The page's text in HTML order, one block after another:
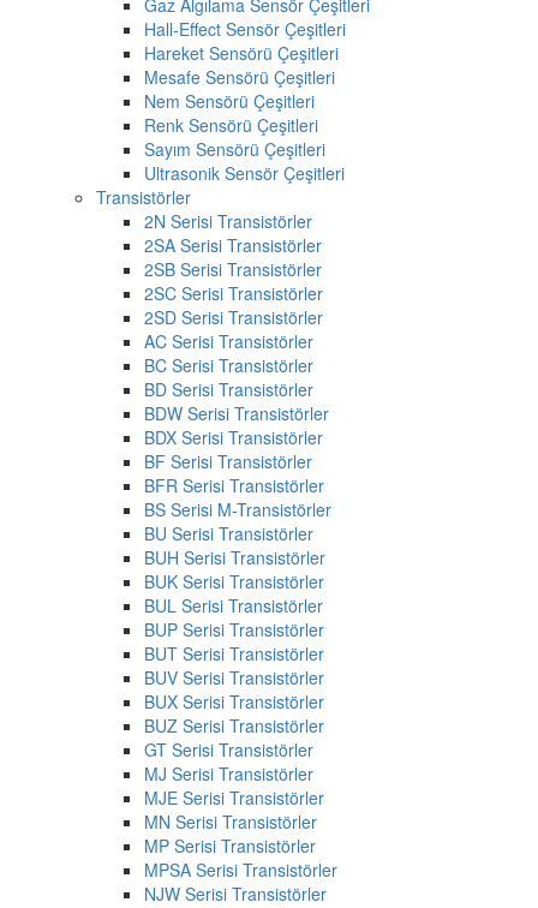
Gaz Algılama Sensör Çeşitleri
Hall-Effect Sensör Çeşitleri
Hareket Sensörü Çeşitleri
Mesafe Sensörü Çeşitleri
Nem Sensörü Çeşitleri
Renk Sensörü Çeşitleri
Sayım Sensörü Çeşitleri
Ultrasonik Sensör Çeşitleri
Transistörler
2N Serisi Transistörler
2SA Serisi Transistörler
2SB Serisi Transistörler
2SC Serisi Transistörler
2SD Serisi Transistörler
AC Serisi Transistörler
BC Serisi Transistörler
BD Serisi Transistörler
BDW Serisi Transistörler
BDX Serisi Transistörler
BF Serisi Transistörler
BFR Serisi Transistörler
BS Serisi M-Transistörler
BU Serisi Transistörler
BUH Serisi Transistörler
BUK Serisi Transistörler
BUL Serisi Transistörler
BUP Serisi Transistörler
BUT Serisi Transistörler
BUV Serisi Transistörler
BUX Serisi Transistörler
BUZ Serisi Transistörler
GT Serisi Transistörler
MJ Serisi Transistörler
MJE Serisi Transistörler
MN Serisi Transistörler
MP Serisi Transistörler
MPSA Serisi Transistörler
NJW Serisi Transistörler